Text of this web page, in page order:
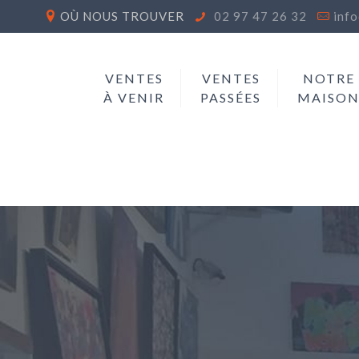
OÙ NOUS TROUVER 02 97 47 26 32
VENTES
À VENIR
VENTES
PASSÉES
NOTRE